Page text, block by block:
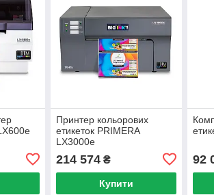
Принтер кольорових
етикеток PRIMERA
LX3000e
214 574₴
Купити
92